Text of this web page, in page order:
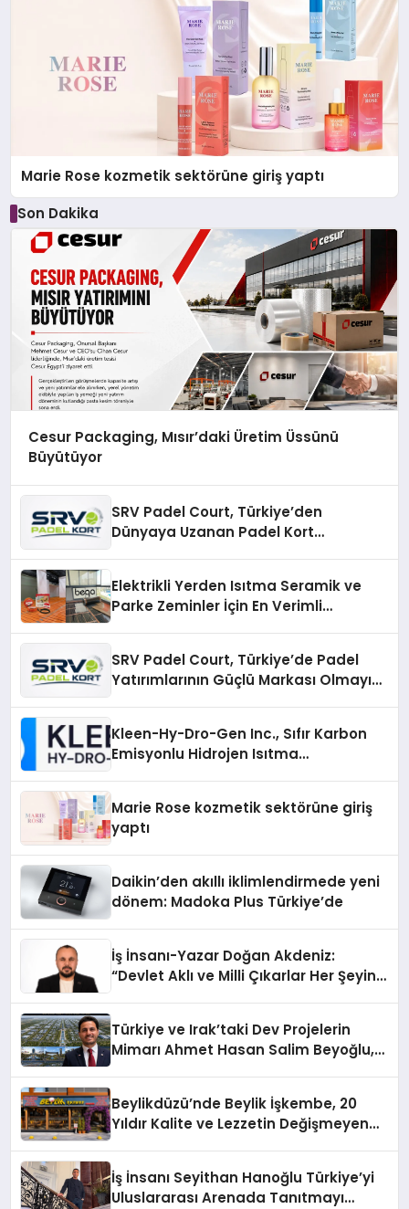
Marie Rose kozmetik sektörüne giriş yaptı
Son Dakika
Cesur Packaging, Mısır’daki Üretim Üssünü
Büyütüyor
SRV Padel Court, Türkiye’den
Dünyaya Uzanan Padel Kort
Elektrikli Yerden Isıtma Seramik ve
Parke Zeminler İçin En Verimli
SRV Padel Court, Türkiye’de Padel
Yatırımlarının Güçlü Markası Olmayı
Kleen-Hy-Dro-Gen Inc., Sıfır Karbon
Emisyonlu Hidrojen Isıtma
Marie Rose kozmetik sektörüne giriş
yaptı
Daikin’den akıllı iklimlendirmede yeni
dönem: Madoka Plus Türkiye’de
İş İnsanı-Yazar Doğan Akdeniz:
“Devlet Aklı ve Milli Çıkarlar Her Şeyin
Türkiye ve Irak’taki Dev Projelerin
Mimarı Ahmet Hasan Salim Beyoğlu,
Hayata Geçirecek
Beylikdüzü’nde Beylik İşkembe, 20
Yıldır Kalite ve Lezzetin Değişmeyen
İş İnsanı Seyithan Hanoğlu Türkiye’yi
Uluslararası Arenada Tanıtmayı